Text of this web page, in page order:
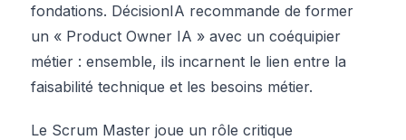
fondations. DécisionIA recommande de former
un « Product Owner IA » avec un coéquipier
métier : ensemble, ils incarnent le lien entre la
faisabilité technique et les besoins métier.
Le Scrum Master joue un rôle critique